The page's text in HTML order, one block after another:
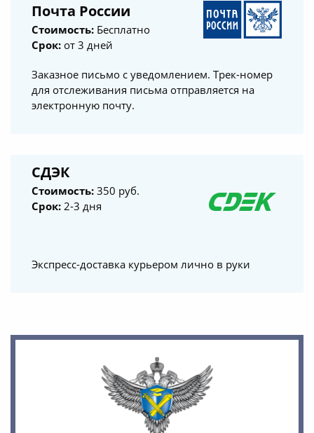
Почта России
Стоимость: Бесплатно
Срок: от 3 дней
Заказное письмо с уведомлением. Трек-номер
для отслеживания письма отправляется на
электронную почту.
СДЭК
Стоимость: 350 руб.
Срок: 2-3 дня
Экспресс-доставка курьером лично в руки